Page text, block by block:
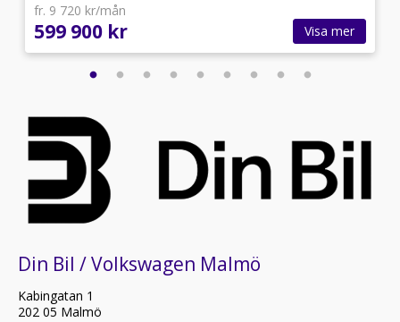
fr. 9 720 kr/mån
599 900 kr Visa mer
Din Bil / Volkswagen Malmö
Kabingatan 1
202 05 Malmö